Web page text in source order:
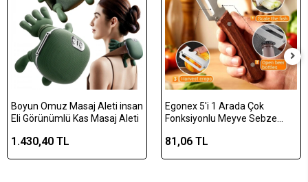
Boyun Omuz Masaj Aleti insan
Eli Görünümlü Kas Masaj Aleti
1.430,40 TL
Egonex 5'i 1 Arada Çok
Fonksiyonlu Meyve Sebze
Şişe Açacağı – Ahşap Saplı
81,06 TL